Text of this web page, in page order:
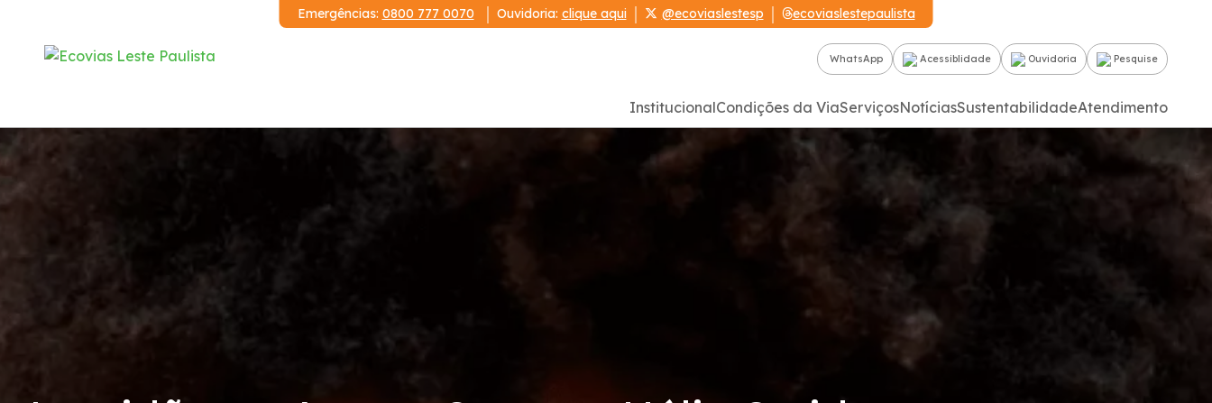
Emergências: 0800 777 0070 Ouvidoria: clique aqui @ecoviaslestesp ecoviaslestepaulista
WhatsApp Acessiblidade Ouvidoria Pesquise
InstitucionalCondições da ViaServiçosNotíciasSustentabilidadeAtendimento
Institucional
Código de Conduta